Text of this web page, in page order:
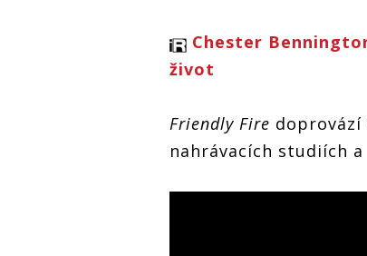
Chester
život
Friendly Fire doprovází
nahrávacích studiích